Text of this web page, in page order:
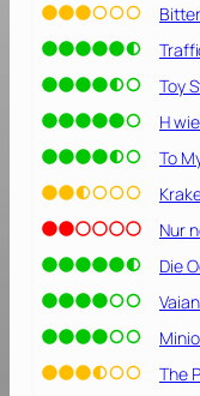
Toy
H
To
Nur
Die
The